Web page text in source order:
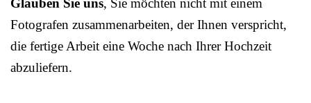
Glauben Sie uns, Sie möchten nicht mit einem
Fotografen zusammenarbeiten, der Ihnen verspricht,
die fertige Arbeit eine Woche nach Ihrer Hochzeit
abzuliefern.